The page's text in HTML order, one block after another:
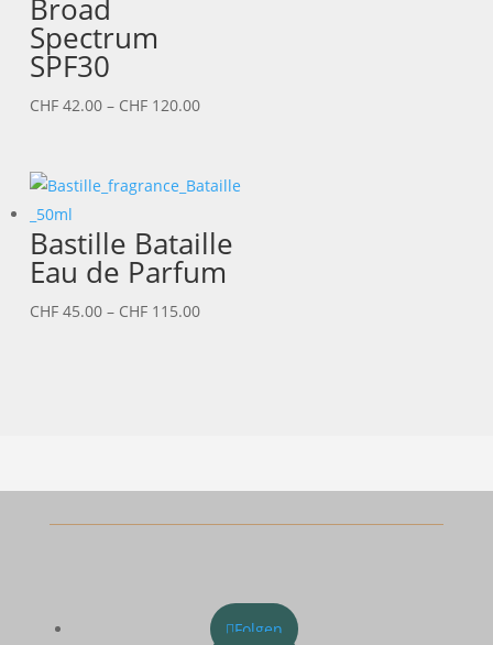
Broad
Spectrum
SPF30
CHF 42.00 – CHF 120.00Preisspanne:
CHF 120.00
Bastille Bataille
Eau de Parfum
CHF 45.00 – CHF 115.00Preisspanne:
Folgen